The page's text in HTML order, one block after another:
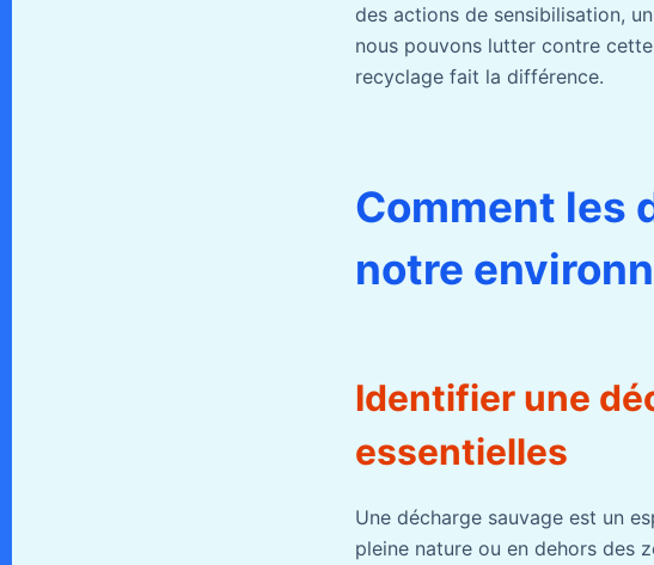
des actions de sensibilisation,
nous pouvons lutter contre
recyclage fait la différence.
Comment les
notre
Identifier une
essentielles
Une décharge sauvage est un
pleine nature ou en dehors des